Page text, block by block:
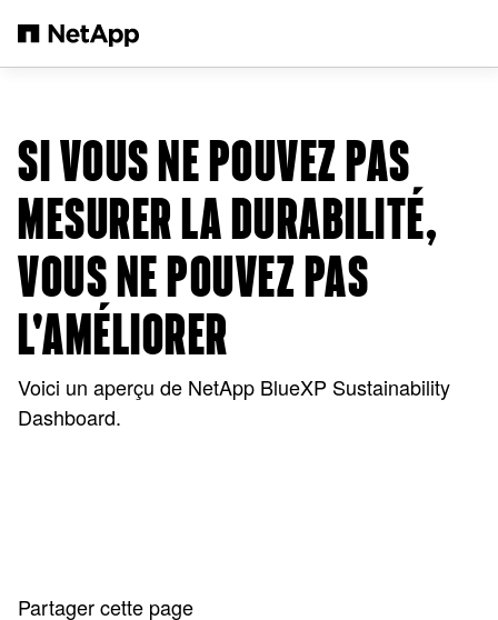
SI VOUS NE POUVEZ PAS
MESURER LA DURABILITÉ,
VOUS NE POUVEZ PAS
L'AMÉLIORER
Voici un aperçu de NetApp BlueXP Sustainability
Dashboard.
Partager cette page